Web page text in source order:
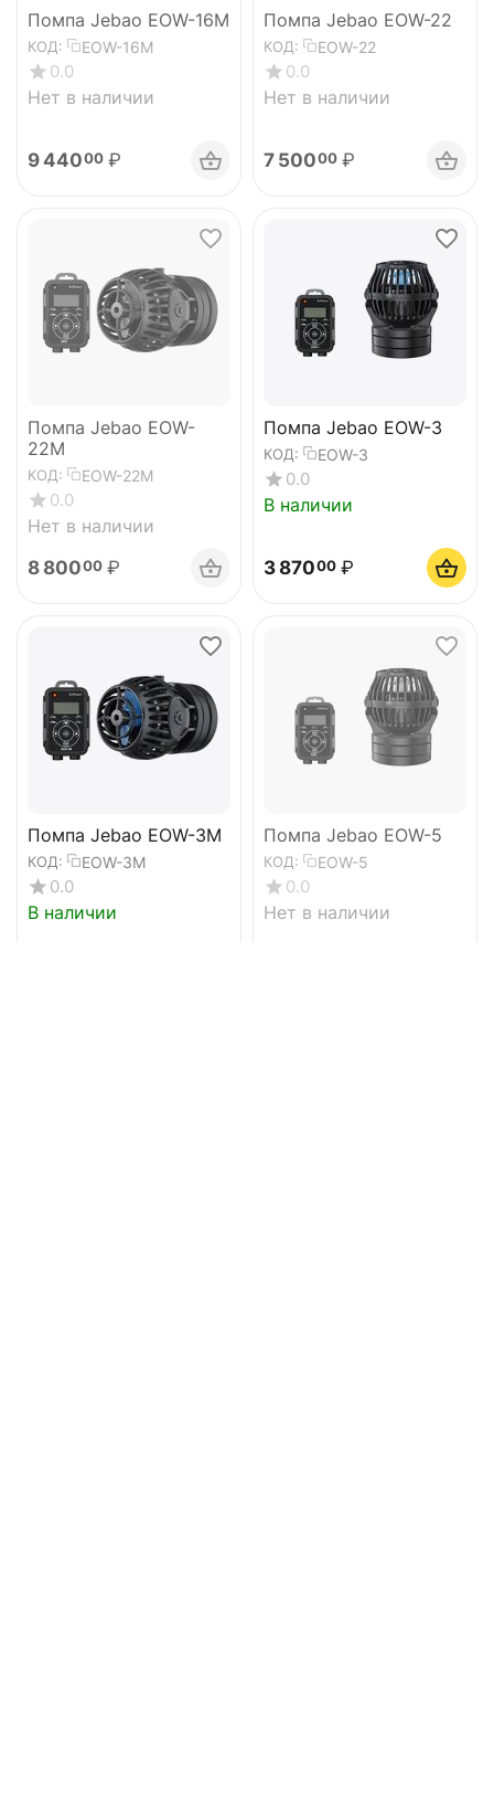
Помпа Jebao EOW-16M
КОД: EOW-16M
0.0
Нет в наличии
9 44000 ₽
Помпа Jebao EOW-22
КОД: EOW-22
0.0
Нет в наличии
7 50000 ₽
Помпа Jebao EOW-
22M
КОД: EOW-22M
0.0
Нет в наличии
8 80000 ₽
Помпа Jebao EOW-3
КОД: EOW-3
0.0
В наличии
3 87000 ₽
Помпа Jebao EOW-3M
КОД: EOW-3M
0.0
В наличии
Помпа Jebao EOW-5
КОД: EOW-5
0.0
Нет в наличии